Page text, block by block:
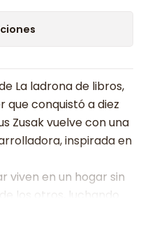
La ladrona de libros,
que conquistó a diez
Zusak vuelve con una
inspirada en
viven en un hogar sin
los otros, luchando
los ha
el hombre que